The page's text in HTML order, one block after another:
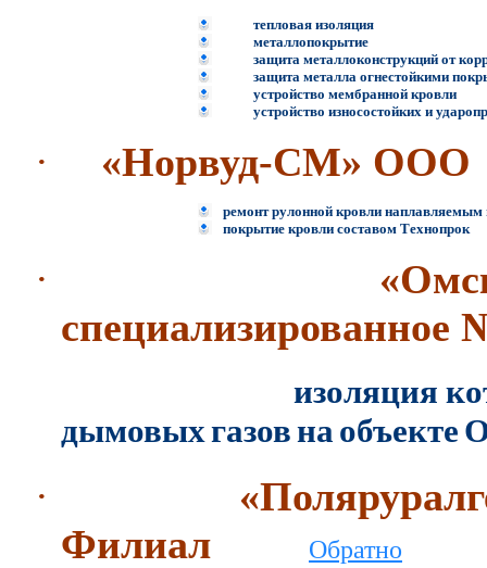
тепловая изоляция
металлопокрытие
защита металлоконструкций от
защита металла огнестойкими
устройство мембранной кровли
устройство износостойких и
· «Норвуд-СМ» ООО
ремонт рулонной кровли
покрытие кровли составом Технопрок
·
изоляция
дымовых газовна
·
Филиал
Обратно